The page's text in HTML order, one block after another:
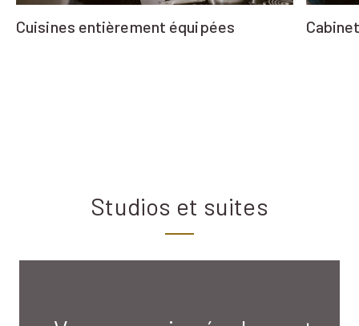
Cuisines entièrement équipées
Studios et suites